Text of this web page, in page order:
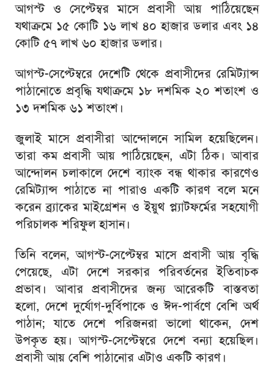
আগস্ট ও সেপ্টেম্বর মাসে প্রবাসী আয় পাঠিয়েছেন
যথাক্রমে ১৫ কোটি ১৬ লাখ ৪০ হাজার ডলার এবং ১৪
কোটি ৫৭ লাখ ৬০ হাজার ডলার।
আগস্ট-সেপ্টেম্বরে দেশেটি থেকে প্রবাসীদের রেমিট্যান্স
পাঠানোতে প্রবৃদ্ধি যথাক্রমে ১৮ দশমিক ২০ শতাংশ ও
১৩ দশমিক ৬১ শতাংশ।
জুলাই মাসে প্রবাসীরা আন্দোলনে সামিল হয়েছিলেন।
তারা কম প্রবাসী আয় পাঠিয়েছেন, এটা ঠিক। আবার
আন্দোলন চলাকালে দেশে ব্যাংক বন্ধ থাকার কারণেও
রেমিট্যান্স পাঠাতে না পারাও একটি কারণ বলে মনে
করেন ব্র্যাকের মাইগ্রেশন ও ইয়ুথ প্ল্যাটফর্মের সহযোগী
পরিচালক শরিফুল হাসান।
তিনি বলেন, আগস্ট-সেপ্টেম্বর মাসে প্রবাসী আয় বৃদ্ধি
পেয়েছে, এটা দেশে সরকার পরিবর্তনের ইতিবাচক
প্রভাব। আবার প্রবাসীদের জন্য আরেকটি বাস্তবতা
হলো, দেশে দুর্যোগ-দুর্বিপাকে ও ঈদ-পার্বণে বেশি অর্থ
পাঠান; যাতে দেশে পরিজনরা ভালো থাকেন, দেশ
উপকৃত হয়। আগস্ট-সেপ্টেম্বরে দেশে বন্যা হয়েছিল।
প্রবাসী আয় বেশি পাঠানোর এটাও একটি কারণ।